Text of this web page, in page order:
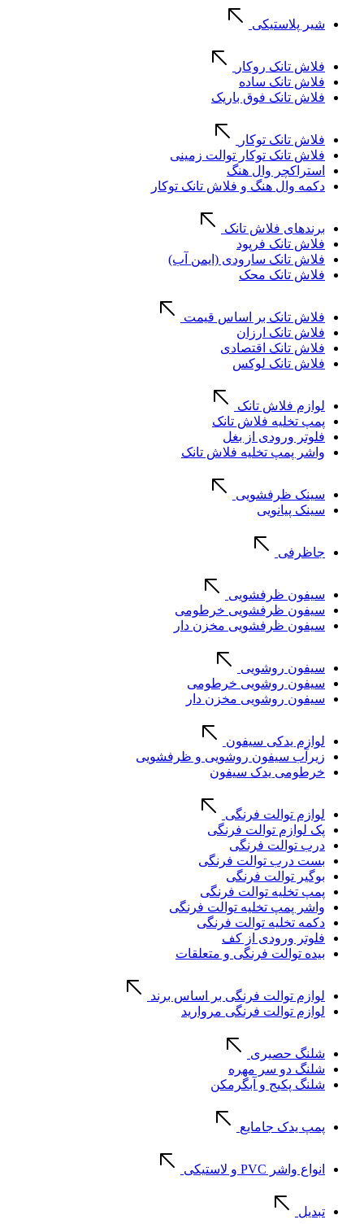
شیر پلاستیکی
فلاش تانک روکار
فلاش تانک ساده
فلاش تانک فوق باریک
فلاش تانک توکار
فلاش تانک توکار توالت زمینی
استراکچر وال هنگ
دکمه وال هنگ و فلاش تانک توکار
برندهای فلاش تانک
فلاش تانک فرپود
فلاش تانک سارودی (ایمن آب)
فلاش تانک محک
فلاش تانک بر اساس قیمت
فلاش تانک ارزان
فلاش تانک اقتصادی
فلاش تانک لوکس
لوازم فلاش تانک
پمپ تخلیه فلاش تانک
فلوتر ورودی از بغل
واشر پمپ تخلیه فلاش تانک
سینک ظرفشویی
سینک پیانویی
جاظرفی
سیفون ظرفشویی
سیفون ظرفشویی خرطومی
سیفون ظرفشویی مخزن دار
سیفون روشویی
سیفون روشویی خرطومی
سیفون روشویی مخزن دار
لوازم یدکی سیفون
زیرآب سیفون روشویی و ظرفشویی
خرطومی یدک سیفون
لوازم توالت فرنگی
پک لوازم توالت فرنگی
درب توالت فرنگی
بست درب توالت فرنگی
بوگیر توالت فرنگی
پمپ تخلیه توالت فرنگی
واشر پمپ تخلیه توالت فرنگی
دکمه تخلیه توالت فرنگی
فلوتر ورودی از کف
بیده توالت فرنگی و متعلقات
لوازم توالت فرنگی بر اساس برند
لوازم توالت فرنگی مروارید
شلنگ حصیری
شلنگ دو سر مهره
شلنگ پکیج و آبگرمکن
پمپ یدک جامایع
انواع واشر PVC و لاستیکی
تبدیل